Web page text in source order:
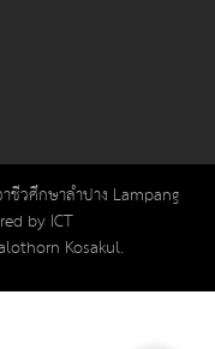
วศึกษาลำปาง Lampang
by ICT
Kosakul.